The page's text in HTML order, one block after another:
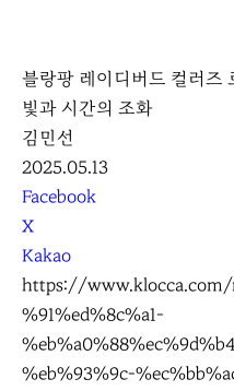
O
블랑팡 레이디버드 컬러즈
빛과 시간의 조화
김민선
2025.05.13
S
N
S
S
h
a
r
Facebook
X
Kakao
https://www.klocca.com/
%91%ed%8c%a1-
%eb%93%9c-